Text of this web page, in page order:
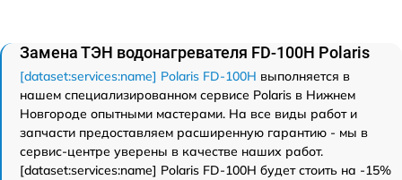
Замена ТЭН водонагревателя FD-100H Polaris
[dataset:services:name] Polaris FD-100H выполняется в
нашем специализированном сервисе Polaris в Нижнем
Новгороде опытными мастерами. На все виды работ и
запчасти предоставляем расширенную гарантию - мы в
сервис-центре уверены в качестве наших работ.
[dataset:services:name] Polaris FD-100H будет стоить на -15%